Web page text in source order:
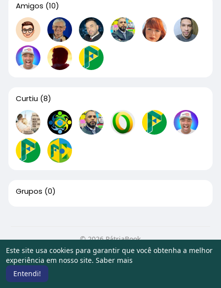
Este site usa cookies para garantir que você obtenha a melhor
experiência em nosso site. Saber mais
Entendi!
Amigos (10)
Curtiu (8)
Grupos (0)
© 2026 PátriaBook
Início
Sobre Contato Privacidade
Termos de Uso
Artigos